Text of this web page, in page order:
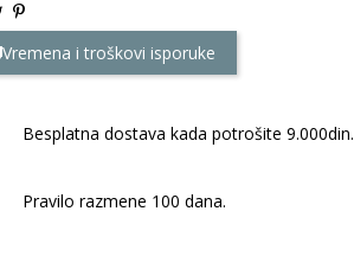
Vremena i troškovi isporuke
Besplatna dostava kada potrošite 9.000din.
Pravilo razmene 100 dana.